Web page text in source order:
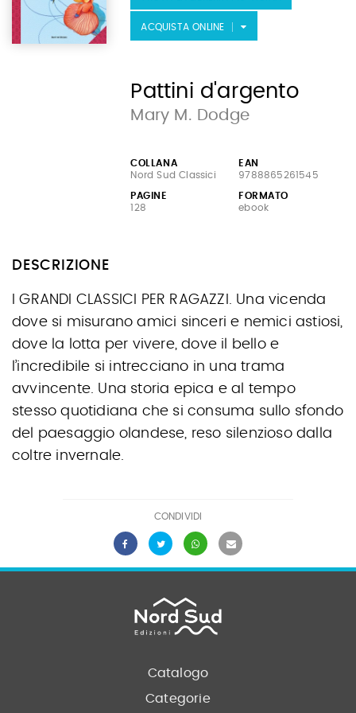
ACQUISTA ONLINE
Pattini d'argento
Mary M. Dodge
COLLANA
Nord Sud Classici
EAN
9788865261545
PAGINE
128
FORMATO
ebook
DESCRIZIONE
I GRANDI CLASSICI PER RAGAZZI. Una vicenda
dove si misurano amici sinceri e nemici astiosi,
dove la lotta per vivere, dove il bello e
l’incredibile si intrecciano in una trama
avvincente. Una storia epica e al tempo
stesso quotidiana che si consuma sullo sfondo
del paesaggio olandese, reso silenzioso dalla
coltre invernale.
CONDIVIDI
Catalogo
Categorie